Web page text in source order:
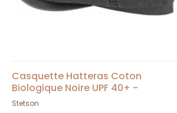
Casquette Hatteras Coton
Biologique Noire UPF 40+ -
Stetson
Stetson